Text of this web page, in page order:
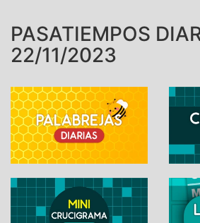
PASATIEMPOS
22/11/2023